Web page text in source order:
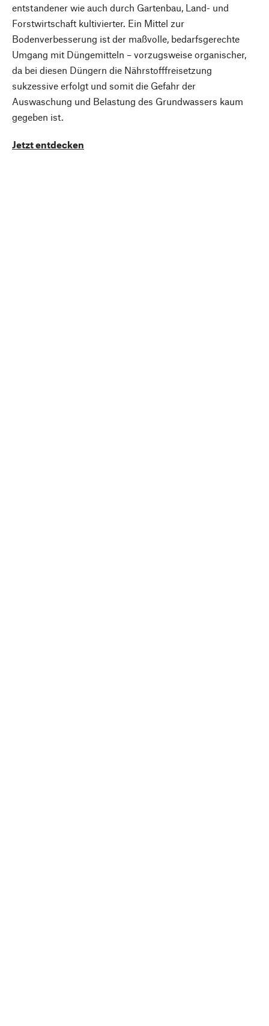
entstandener wie auch durch Gartenbau, Land- und
Forstwirtschaft kultivierter. Ein Mittel zur
Bodenverbesserung ist der maßvolle, bedarfsgerechte
Umgang mit Düngemitteln – vorzugsweise organischer,
da bei diesen Düngern die Nährstofffreisetzung
sukzessive erfolgt und somit die Gefahr der
Auswaschung und Belastung des Grundwassers kaum
gegeben ist.
Jetzt entdecken